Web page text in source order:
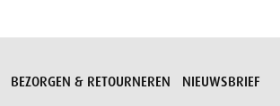
BEZORGEN & RETOURNEREN NIEUWSBRIEF